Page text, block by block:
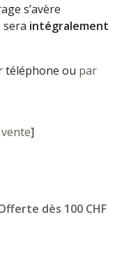
s’avère
intégralement
téléphone ou par
]
dès 100 CHF